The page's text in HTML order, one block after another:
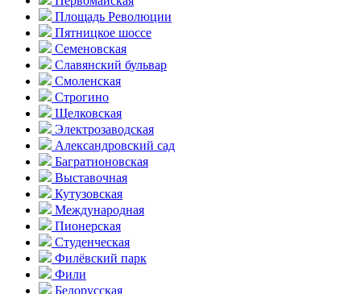
Площадь Революции
Пятницкое шоссе
Семеновская
Славянский бульвар
Смоленская
Строгино
Щелковская
Электро­заводская
Александ­ровский сад
Багратионовская
Выставочная
Кутузовская
Международная
Пионерская
Студенческая
Филёвский парк
Фили
Белорусская